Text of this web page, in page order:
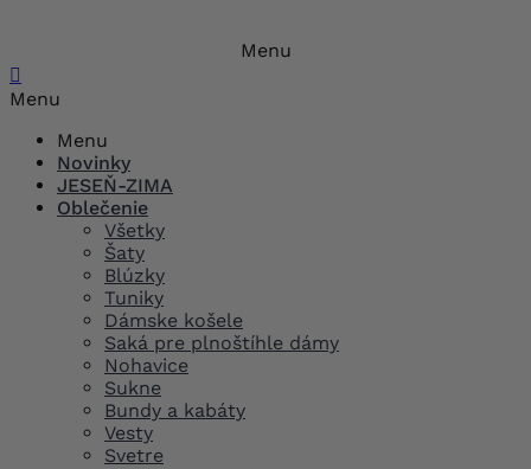
Menu

Menu
Menu
Novinky
JESEŇ-ZIMA
Oblečenie
Všetky
Šaty
Blúzky
Tuniky
Dámske košele
Saká pre plnoštíhle dámy
Nohavice
Sukne
Bundy a kabáty
Vesty
Svetre